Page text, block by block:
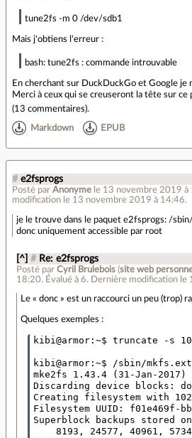
tune2fs -m 0 /dev/sdb1
Mais j'obtiens l'erreur :
bash: tune2fs : commande introuvable
En cherchant sur DuckDuckGo et Google
Merci à ceux qui se creuseront la tête sur ce
(13 commentaires).
Markdown EPUB
# e2fsprogs
Posté par Anonyme le 13 novembre 2019 à
modification le 13 novembre 2019 à 14:46.
je le trouve dans le paquet e2fsprogs: /
donc uniquement accessible par root
[^] # Re: e2fsprogs
Posté parCyril Brulebois (site web
18:20. Évalué à6. Dernière modification le
Le « donc » est un raccourci un peu (trop)
Quelques exemples :
kibi@armor:~$ truncate -s
kibi@armor:~$ /sbin/
mke2fs 1.43.4 (31-Jan-2017)
Discarding
Creating filesystem with
Filesystem UUID: f01e469f-
Superblock backups stored
8193, 24577, 40961,